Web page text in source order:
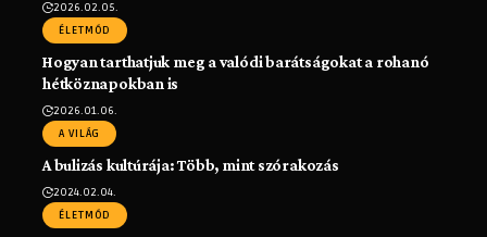
2026.02.05.
ÉLETMÓD
Hogyan tarthatjuk meg a valódi barátságokat a rohanó
hétköznapokban is
2026.01.06.
A VILÁG
A bulizás kultúrája: Több, mint szórakozás
2024.02.04.
ÉLETMÓD